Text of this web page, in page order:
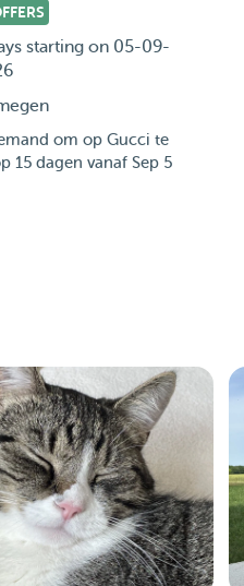
starting on 05-09-
om op Gucci te
15 dagen vanaf Sep 5